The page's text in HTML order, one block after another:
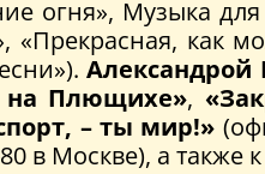
огня», Музыка
«Прекрасная, как
Александрой
на Плющихе»,
– ты мир!»
в Москве), а также